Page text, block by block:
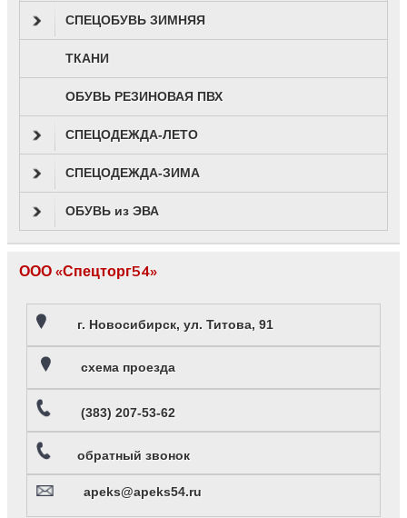
СПЕЦОБУВЬ ЗИМНЯЯ
ТКАНИ
ОБУВЬ РЕЗИНОВАЯ ПВХ
СПЕЦОДЕЖДА-ЛЕТО
СПЕЦОДЕЖДА-ЗИМА
ОБУВЬ из ЭВА
ООО «Спецторг54»
г. Новосибирск, ул. Титова, 91
схема проезда
(383) 207-53-62
обратный звонок
apeks@apeks54.ru